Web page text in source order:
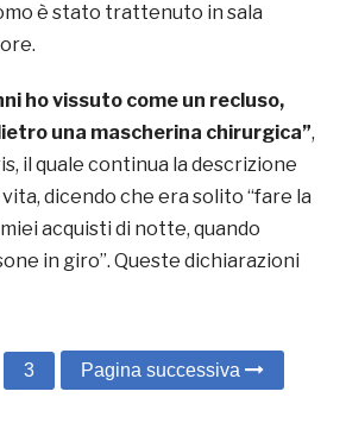
è stato trattenuto in sala
ho vissuto come un recluso,
una mascherina chirurgica”,
il quale continua la descrizione
dicendo che era solito “fare la
acquisti di notte, quando
in giro”. Queste dichiarazioni
3 Pagina successiva